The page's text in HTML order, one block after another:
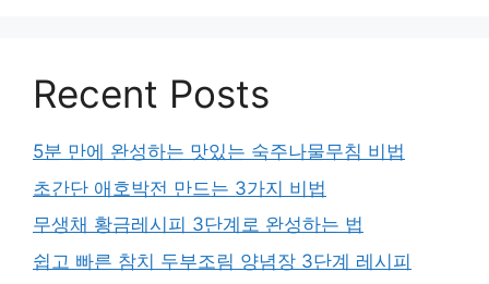
Recent Posts
5분 만에 완성하는 맛있는 숙주나물무침 비법
초간단 애호박전 만드는 3가지 비법
무생채 황금레시피 3단계로 완성하는 법
쉽고 빠른 참치 두부조림 양념장 3단계 레시피